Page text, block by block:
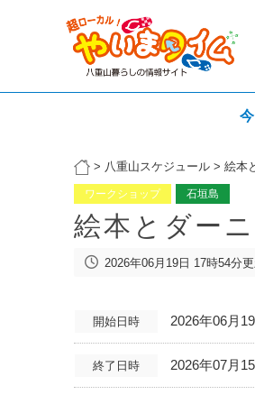
> 八重山スケジュール > 絵本
ワークショップ 石垣島
絵本とダー
2026年06月19日 17時54分
開始日時 2026年06月19
終了日時 2026年07月15